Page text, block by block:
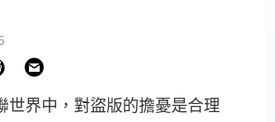
世界中，對盜版的擔憂是合理